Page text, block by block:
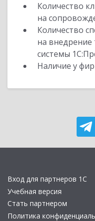
Количество
на
Количество
на
системы
Наличие у
Вход для партнеров 1С
Учебная версия
Стать партнером
Политика